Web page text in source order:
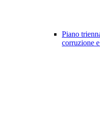
Piano
corruzione